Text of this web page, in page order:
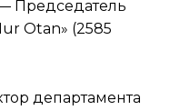
Председатель
Otan» (2585
департамента